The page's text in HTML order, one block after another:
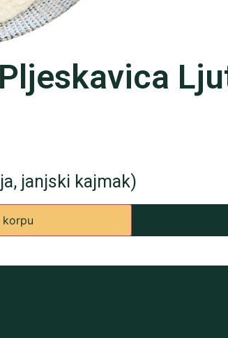
janjski kajmak)
korpu